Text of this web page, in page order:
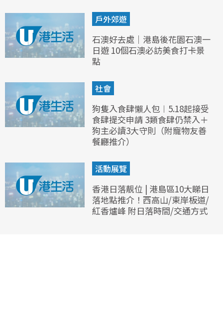
戶外郊遊
石澳好去處｜港島後花園石澳一
日遊 10個石澳必訪美食打卡景
點
社會
狗隻入食肆懶人包︱5.18起接受
食肆提交申請 3類食肆仍禁入＋
狗主必讀3大守則（附寵物友善
餐廳推介）
活動展覽
香港日落靚位 | 港島區10大睇日
落地點推介！西高山/東岸板道/
紅香爐峰 附日落時間/交通方式